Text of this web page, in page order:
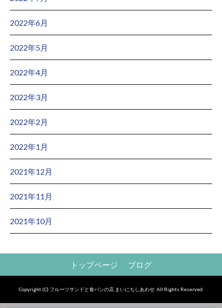
2022年6月
2022年5月
2022年4月
2022年3月
2022年2月
2022年1月
2021年12月
2021年11月
2021年10月
トップページ ブログ
Copyright (C) フルーツサンドと食パンの店 まいにちしあわせ. All Rights Reserved.